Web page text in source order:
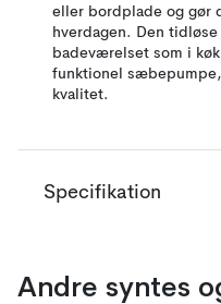
eller bordplade og gør
hverdagen. Den
badeværelset som i
funktionel
kvalitet.
Specifikation
Andre syntes